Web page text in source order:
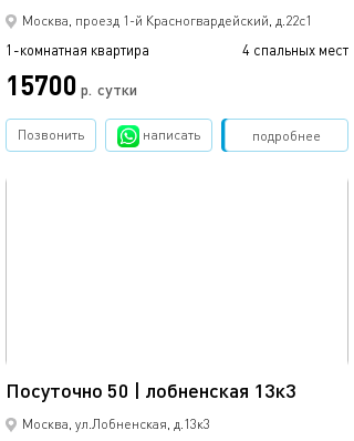
Москва, проезд 1-й Красногвардейский, д.22с1
1-комнатная квартира 4 спальных мест
15700 р. сутки
подробнее
Позвонить написать Забронировать
Посуточно 50 | лобненская 13к3
Москва, ул.Лобненская, д.13к3